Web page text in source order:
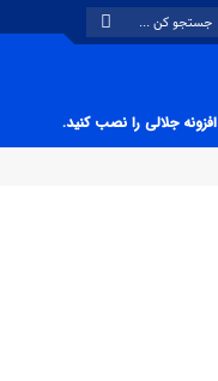
افزونه جلالی را نصب کنید.